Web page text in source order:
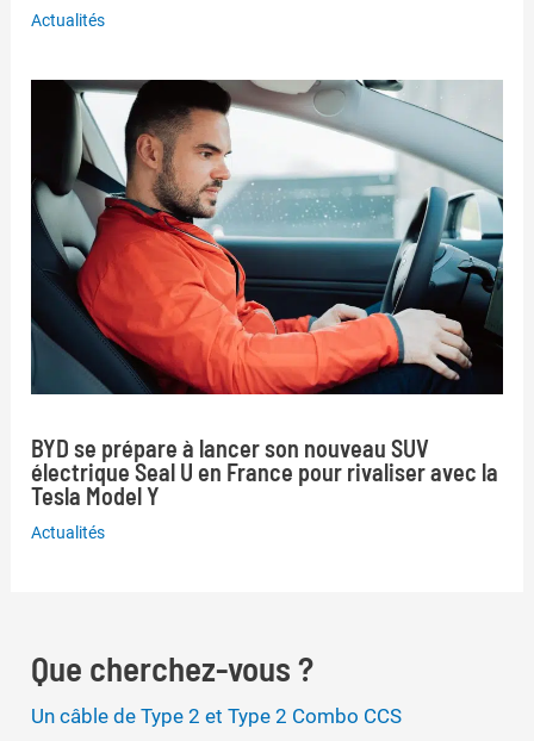
Actualités
BYD se prépare à lancer son nouveau SUV
électrique Seal U en France pour rivaliser avec la
Tesla Model Y
Actualités
Que cherchez-vous ?
Un câble de Type 2 et Type 2 Combo CCS